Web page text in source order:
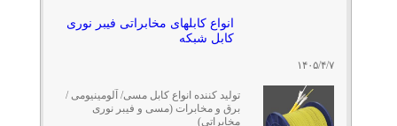
۱۴۰۵/۴/۷
انواع کابلهای مخابراتی فیبر نوری
کابل شبکه
تولید کننده انواع کابل مسی/ آلومینیومی /
برق و مخابرات (مسی و فیبر نوری
مخابراتی)